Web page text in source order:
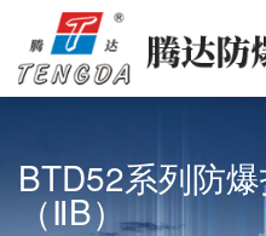
BTD52系列防
（ⅡB）